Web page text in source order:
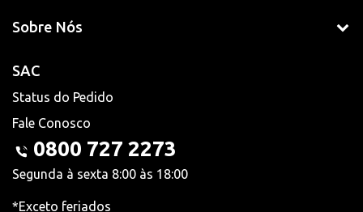
Sobre Nós
SAC
Status do Pedido
Fale Conosco
0800 727 2273
Segunda à sexta 8:00 às 18:00
*Exceto feriados